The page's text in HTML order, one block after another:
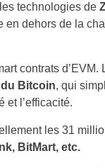
technologies de
en dehors de la
contrats d’EVM.
Bitcoin, qui
et l’efficacité.
les 31
BitMart, etc.